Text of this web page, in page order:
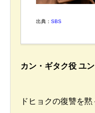
出典： SBS
カン・ギタク役 ユ
ドヒョクの復讐を